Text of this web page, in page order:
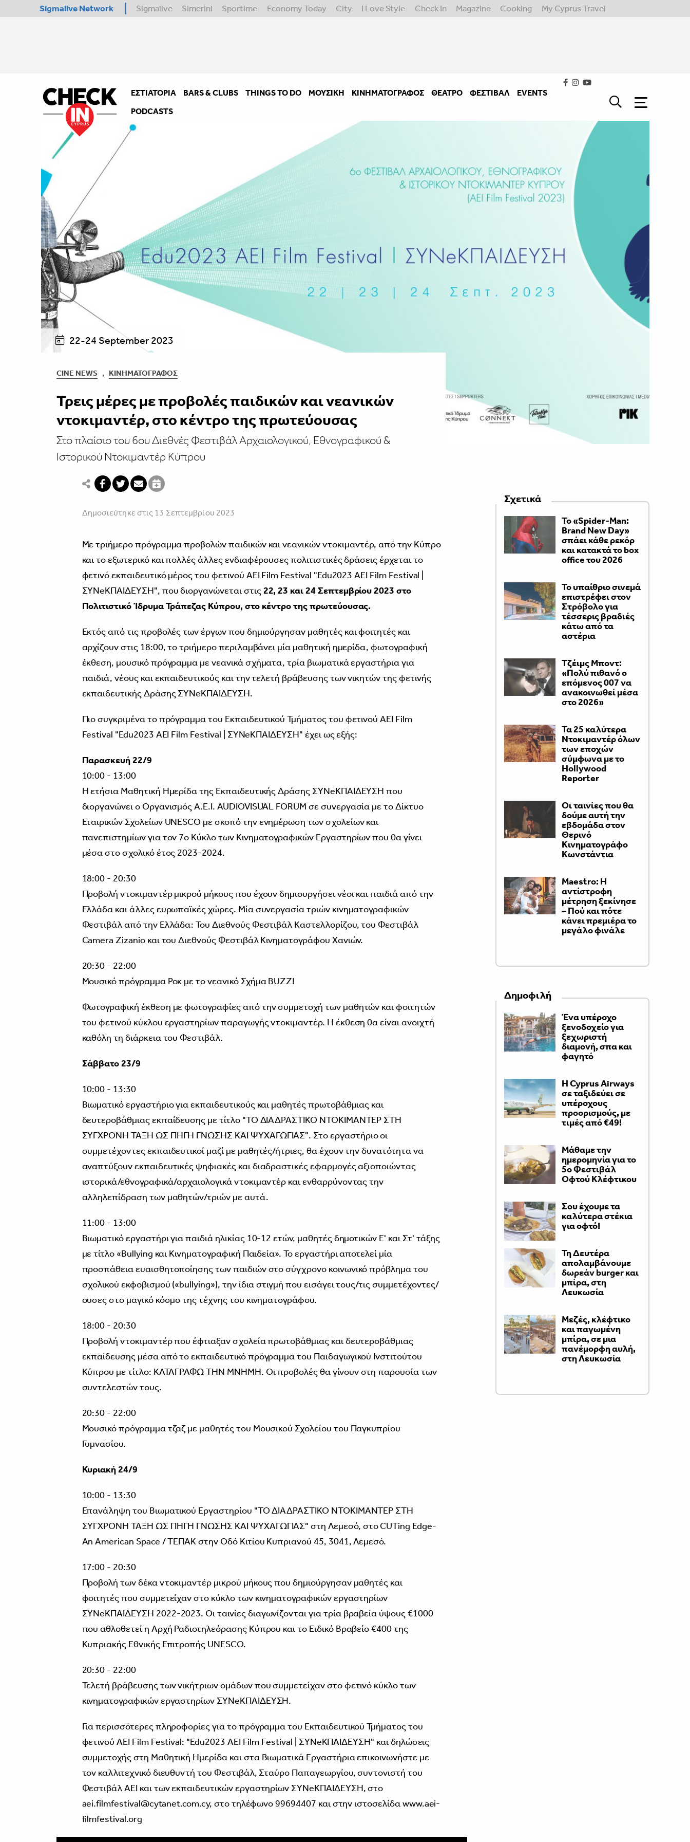
Sigmalive Network Sigmalive Simerini Sportime Economy Today City I Love Style Check In Magazine Cooking My Cyprus Travel
ΕΣΤΙΑΤΌΡΙΑ BARS & CLUBS THINGS TO DO ΜΟΥΣΙΚΉ ΚΙΝΗΜΑΤΟΓΡΆΦΟΣ ΘΈΑΤΡΟ ΦΕΣΤΙΒΑΛ
EVENTS
PODCASTS
22-24 September 2023
CINE NEWS , ΚΙΝΗΜΑΤΟΓΡΆΦΟΣ
Τρεις μέρες με προβολές παιδικών και νεανικών
ντοκιμαντέρ, στο κέντρο της πρωτεύουσας
Στο πλαίσιο του 6oυ Διεθνές Φεστιβάλ Αρχαιολογικού, Εθνογραφικού &
Ιστορικού Ντοκιμαντέρ Κύπρου
Δημοσιεύτηκε στις 13 Σεπτεμβρίου 2023
Με τριήμερο πρόγραμμα προβολών παιδικών και νεανικών ντοκιμαντέρ, από την Κύπρο
και το εξωτερικό και πολλές άλλες ενδιαφέρουσες πολιτιστικές δράσεις έρχεται το
φετινό εκπαιδευτικό μέρος του φετινού ΑΕΙ Film Festival "Edu2023 AEI Film Festival |
ΣΥΝeΚΠΑΙΔΕΥΣΗ", που διοργανώνεται στις 22, 23 και 24 Σεπτεμβρίου 2023 στο
Πολιτιστικό Ίδρυμα Τράπεζας Κύπρου, στο κέντρο της πρωτεύουσας.
Εκτός από τις προβολές των έργων που δημιούργησαν μαθητές και φοιτητές και
αρχίζουν στις 18:00, το τριήμερο περιλαμβάνει μία μαθητική ημερίδα, φωτογραφική
έκθεση, μουσικό πρόγραμμα με νεανικά σχήματα, τρία βιωματικά εργαστήρια για
παιδιά, νέους και εκπαιδευτικούς και την τελετή βράβευσης των νικητών της φετινής
εκπαιδευτικής Δράσης ΣΥΝeΚΠΑΙΔΕΥΣΗ.
Πιο συγκριμένα το πρόγραμμα του Εκπαιδευτικού Τμήματος του φετινού ΑΕΙ Film
Festival "Edu2023 AEI Film Festival | ΣΥΝeΚΠΑΙΔΕΥΣΗ" έχει ως εξής:
Παρασκευή 22/9
10:00 - 13:00
Η ετήσια Μαθητική Ημερίδα της Εκπαιδευτικής Δράσης ΣΥΝeΚΠΑΙΔΕΥΣΗ που
διοργανώνει ο Οργανισμός A.E.I. AUDIOVISUAL FORUM σε συνεργασία με το Δίκτυο
Εταιρικών Σχολείων UNESCO με σκοπό την ενημέρωση των σχολείων και
πανεπιστημίων για τον 7ο Κύκλο των Κινηματογραφικών Εργαστηρίων που θα γίνει
μέσα στο σχολικό έτος 2023-2024.
18:00 - 20:30
Προβολή ντοκιμαντέρ μικρού μήκους που έχουν δημιουργήσει νέοι και παιδιά από την
Ελλάδα και άλλες ευρωπαϊκές χώρες. Μία συνεργασία τριών κινηματογραφικών
Φεστιβάλ από την Ελλάδα: Του Διεθνούς Φεστιβάλ Καστελλορίζου, του Φεστιβάλ
Camera Zizanio και του Διεθνούς Φεστιβάλ Κινηματογράφου Xανιών.
20:30 - 22:00
Μουσικό πρόγραμμα Ροκ με το νεανικό Σχήμα BUZZ!
Φωτογραφική έκθεση με φωτογραφίες από την συμμετοχή των μαθητών και φοιτητών
του φετινού κύκλου εργαστηρίων παραγωγής ντοκιμαντέρ. Η έκθεση θα είναι ανοιχτή
καθόλη τη διάρκεια του Φεστιβάλ.
Σάββατο 23/9
10:00 - 13:30
Βιωματικό εργαστήριο για εκπαιδευτικούς και μαθητές πρωτοβάθμιας και
δευτεροβάθμιας εκπαίδευσης με τίτλο "ΤΟ ΔΙΑΔΡΑΣΤΙΚΟ ΝΤΟΚΙΜΑΝΤΕΡ ΣΤΗ
ΣΥΓΧΡΟΝΗ ΤΑΞΗ ΩΣ ΠΗΓΗ ΓΝΩΣΗΣ ΚΑΙ ΨΥΧΑΓΩΓΙΑΣ". Στο εργαστήριο οι
συμμετέχοντες εκπαιδευτικοί μαζί με μαθητές/ήτριες, θα έχουν την δυνατότητα να
αναπτύξουν εκπαιδευτικές ψηφιακές και διαδραστικές εφαρμογές αξιοποιώντας
ιστορικά/εθνογραφικά/αρχαιολογικά ντοκιμαντέρ και ενθαρρύνοντας την
αλληλεπίδραση των μαθητών/τριών με αυτά.
11:00 - 13:00
Βιωματικό εργαστήρι για παιδιά ηλικίας 10-12 ετών, μαθητές δημοτικών Ε' και Στ' τάξης
με τίτλο «Bullying και Κινηματογραφική Παιδεία». Το εργαστήρι αποτελεί μία
προσπάθεια ευαισθητοποίησης των παιδιών στο σύγχρονο κοινωνικό πρόβλημα του
σχολικού εκφοβισμού («bullying»), την ίδια στιγμή που εισάγει τους/τις συμμετέχοντες/
ουσες στο μαγικό κόσμο της τέχνης του κινηματογράφου.
18:00 - 20:30
Προβολή ντοκιμαντέρ που έφτιαξαν σχολεία πρωτοβάθμιας και δευτεροβάθμιας
εκπαίδευσης μέσα από το εκπαιδευτικό πρόγραμμα του Παιδαγωγικού Ινστιτούτου
Κύπρου με τίτλο: ΚΑΤΑΓΡΑΦΩ ΤΗΝ ΜΝΗΜΗ. Οι προβολές θα γίνουν στη παρουσία των
συντελεστών τους.
20:30 - 22:00
Μουσικό πρόγραμμα τζαζ με μαθητές του Μουσικού Σχολείου του Παγκυπρίου
Γυμνασίου.
Κυριακή 24/9
10:00 - 13:30
Επανάληψη του Βιωματικού Εργαστηρίου "ΤΟ ΔΙΑΔΡΑΣΤΙΚΟ ΝΤΟΚΙΜΑΝΤΕΡ ΣΤΗ
ΣΥΓΧΡΟΝΗ ΤΑΞΗ ΩΣ ΠΗΓΗ ΓΝΩΣΗΣ ΚΑΙ ΨΥΧΑΓΩΓΙΑΣ" στη Λεμεσό, στο CUTing Edge-
Αn American Space / ΤΕΠΑΚ στην Οδό Κιτίου Κυπριανού 45, 3041, Λεμεσό.
17:00 - 20:30
Προβολή των δέκα ντοκιμαντέρ μικρού μήκους που δημιούργησαν μαθητές και
φοιτητές που συμμετείχαν στο κύκλο των κινηματογραφικών εργαστηρίων
ΣΥΝeΚΠΑΙΔΕΥΣΗ 2022-2023. Oι ταινίες διαγωνίζονται για τρία βραβεία ύψους €1000
που αθλοθετεί η Αρχή Ραδιοτηλεόρασης Κύπρου και το Ειδικό Βραβείο €400 της
Κυπριακής Εθνικής Επιτροπής UNESCO.
20:30 - 22:00
Τελετή βράβευσης των νικήτριων ομάδων που συμμετείχαν στο φετινό κύκλο των
κινηματογραφικών εργαστηρίων ΣΥΝeΚΠΑΙΔΕΥΣΗ.
Για περισσότερες πληροφορίες για το πρόγραμμα του Εκπαιδευτικού Τμήματος του
φετινού ΑΕΙ Film Festival: "Edu2023 AEI Film Festival | ΣΥΝeΚΠΑΙΔΕΥΣΗ" και δηλώσεις
συμμετοχής στη Μαθητική Ημερίδα και στα Βιωματικά Εργαστήρια επικοινωνήστε με
τον καλλιτεχνικό διευθυντή του Φεστιβάλ, Σταύρο Παπαγεωργίου, συντονιστή του
Φεστιβάλ ΑΕΙ και των εκπαιδευτικών εργαστηρίων ΣΥΝeΚΠΑΙΔΕΥΣΗ, στο
aei.filmfestival@cytanet.com.cy, στο τηλέφωνο 99694407 και στην ιστοσελίδα www.aei-
filmfestival.org
Σχετικά
Το «Spider-Man:
Brand New Day»
σπάει κάθε ρεκόρ
και κατακτά το box
office του 2026
Το υπαίθριο σινεμά
επιστρέφει στον
Στρόβολο για
τέσσερις βραδιές
κάτω από τα
αστέρια
Τζέιμς Μποντ:
«Πολύ πιθανό ο
επόμενος 007 να
ανακοινωθεί μέσα
στο 2026»
Τα 25 καλύτερα
Ντοκιμαντέρ όλων
των εποχών
σύμφωνα με το
Hollywood
Reporter
Οι ταινίες που θα
δούμε αυτή την
εβδομάδα στον
Θερινό
Κινηματογράφο
Κωνστάντια
Maestro: Η
αντίστροφη
μέτρηση ξεκίνησε
– Πού και πότε
κάνει πρεμιέρα το
μεγάλο φινάλε
Δημοφιλή
Ένα υπέροχο
ξενοδοχείο για
ξεχωριστή
διαμονή, σπα και
φαγητό
H Cyprus Airways
σε ταξιδεύει σε
υπέροχους
προορισμούς, με
τιμές από €49!
Μάθαμε την
ημερομηνία για το
5ο Φεστιβάλ
Οφτού Κλέφτικου
Σου έχουμε τα
καλύτερα στέκια
για οφτό!
Τη Δευτέρα
απολαμβάνουμε
δωρεάν burger και
μπίρα, στη
Λευκωσία
Μεζές, κλέφτικο
και παγωμένη
μπίρα, σε μια
πανέμορφη αυλή,
στη Λευκωσία